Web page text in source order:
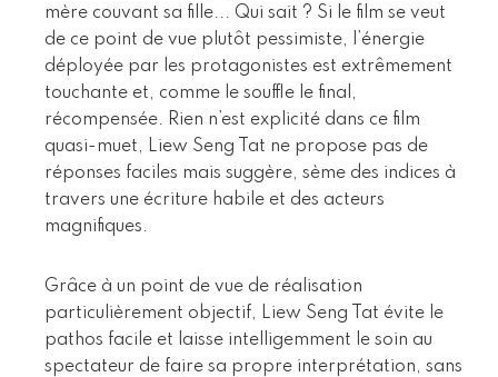
mère couvant sa fille... Qui sait ? Si le film se veut
de ce point de vue plutôt pessimiste, l’énergie
déployée par les protagonistes est extrêmement
touchante et, comme le souffle le final,
récompensée. Rien n’est explicité dans ce film
quasi-muet, Liew Seng Tat ne propose pas de
réponses faciles mais suggère, sème des indices à
travers une écriture habile et des acteurs
magnifiques.
Grâce à un point de vue de réalisation
particulièrement objectif, Liew Seng Tat évite le
pathos facile et laisse intelligemment le soin au
spectateur de faire sa propre interprétation, sans